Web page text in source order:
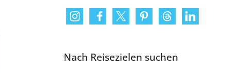
Nach Reisezielen suchen